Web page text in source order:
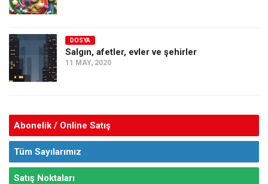
DOSYA
Salgın, afetler, evler ve şehirler
11 MAY, 2020
Abonelik / Online Satış
Tüm Sayılarımız
Satış Noktaları